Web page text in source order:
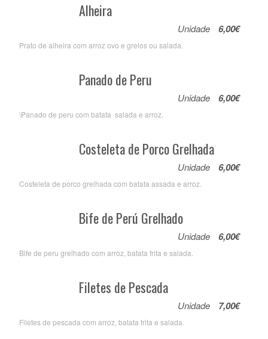
Alheira
Unidade 6,00€
Prato de alheira com arroz ovo e grelos ou salada.
Panado de Peru
Unidade 6,00€
\Panado de peru com batata salada e arroz.
Costeleta de Porco Grelhada
Unidade 6,00€
Costeleta de porco grelhada com batata assada e arroz.
Bife de Perú Grelhado
Unidade 6,00€
Bife de peru grelhado com arroz, batata frita e salada.
Filetes de Pescada
Unidade 7,00€
Filetes de pescada com arroz, batata frita e salada.